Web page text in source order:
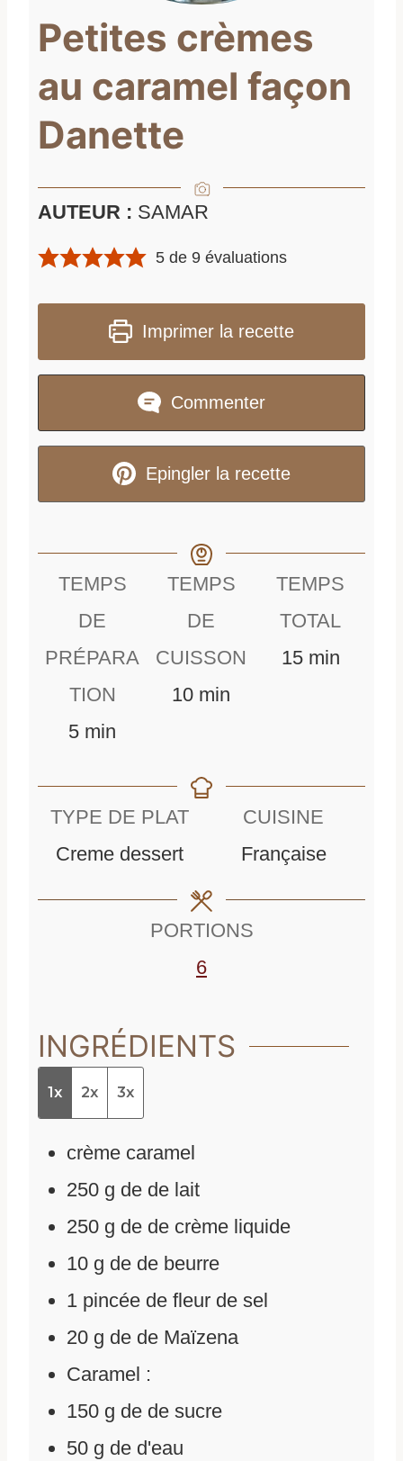
Petites crèmes
au caramel façon
Danette
AUTEUR : SAMAR
5 de9 évaluations
Imprimer la recette
Commenter
Epingler la recette
TEMPS
DE
PRÉPARA
TION
5mmin
TEMPS
DE
CUISSON
10m
u
s
min
TEMPS
TOTAL
15m
e
min
TYPE DE PLAT
Creme dessert
CUISINE
Française
PORTIONS
6
INGRÉDIENTS
1x 2x 3x
crème caramel
250 g de de lait
250 g de de crème liquide
10 g de de beurre
1 pincée de fleur de sel
20 g de de Maïzena
Caramel :
150 g de de sucre
50 g de d'eau